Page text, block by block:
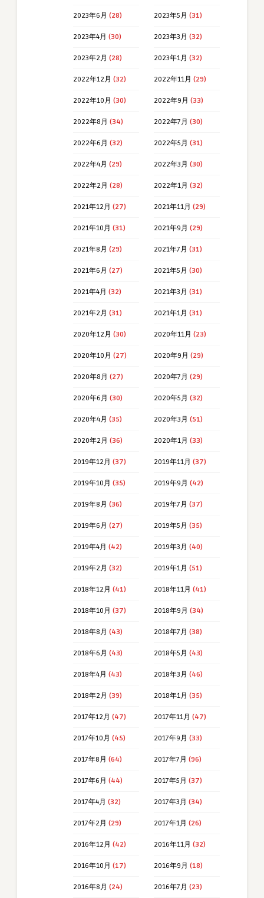
2023年6月 (28) 2023年5月 (31)
2023年4月 (30) 2023年3月 (32)
2023年2月 (28) 2023年1月 (32)
2022年12月 (32) 2022年11月 (29)
2022年10月 (30) 2022年9月 (33)
2022年8月 (34) 2022年7月 (30)
2022年6月 (32) 2022年5月 (31)
2022年4月 (29) 2022年3月 (30)
2022年2月 (28) 2022年1月 (32)
2021年12月 (27) 2021年11月 (29)
2021年10月 (31) 2021年9月 (29)
2021年8月 (29) 2021年7月 (31)
2021年6月 (27) 2021年5月 (30)
2021年4月 (32) 2021年3月 (31)
2021年2月 (31) 2021年1月 (31)
2020年12月 (30) 2020年11月 (23)
2020年10月 (27) 2020年9月 (29)
2020年8月 (27) 2020年7月 (29)
2020年6月 (30) 2020年5月 (32)
2020年4月 (35) 2020年3月 (51)
2020年2月 (36) 2020年1月 (33)
2019年12月 (37) 2019年11月 (37)
2019年10月 (35) 2019年9月 (42)
2019年8月 (36) 2019年7月 (37)
2019年6月 (27) 2019年5月 (35)
2019年4月 (42) 2019年3月 (40)
2019年2月 (32) 2019年1月 (51)
2018年12月 (41) 2018年11月 (41)
2018年10月 (37) 2018年9月 (34)
2018年8月 (43) 2018年7月 (38)
2018年6月 (43) 2018年5月 (43)
2018年4月 (43) 2018年3月 (46)
2018年2月 (39) 2018年1月 (35)
2017年12月 (47) 2017年11月 (47)
2017年10月 (45) 2017年9月 (33)
2017年8月 (64) 2017年7月 (96)
2017年6月 (44) 2017年5月 (37)
2017年4月 (32) 2017年3月 (34)
2017年2月 (29) 2017年1月 (26)
2016年12月 (42) 2016年11月 (32)
2016年10月 (17) 2016年9月 (18)
2016年8月 (24) 2016年7月 (23)